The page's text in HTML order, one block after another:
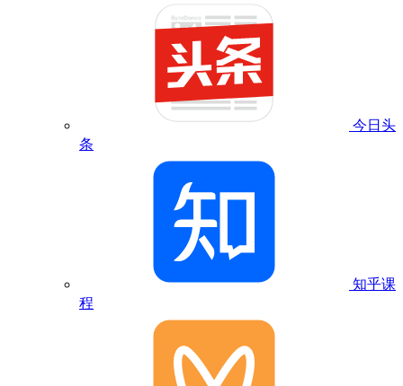
今日头
条
知乎课
程